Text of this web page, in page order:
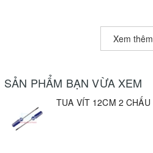
Xem thêm
SẢN PHẨM BẠN VỪA XEM
TUA VÍT 12CM 2 CHẤU